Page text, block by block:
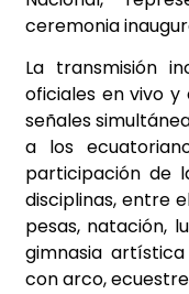
ceremonia
La transmisión
oficiales en vivo
señales
a los
participación de
disciplinas, entre
pesas, natación,
gimnasia
con arco,